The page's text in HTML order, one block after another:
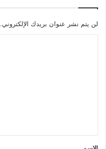
لن يتم نشر عنوان بريدك الإلكتروني.
*